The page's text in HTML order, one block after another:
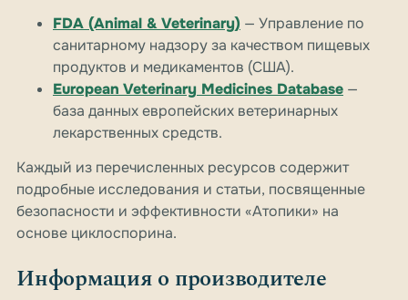
FDA (Animal & Veterinary) — Управление по
санитарному надзору за качеством пищевых
продуктов и медикаментов (США).
European Veterinary Medicines Database —
база данных европейских ветеринарных
лекарственных средств.
Каждый из перечисленных ресурсов содержит
подробные исследования и статьи, посвященные
безопасности и эффективности «Атопики» на
основе циклоспорина.
Информация о производителе